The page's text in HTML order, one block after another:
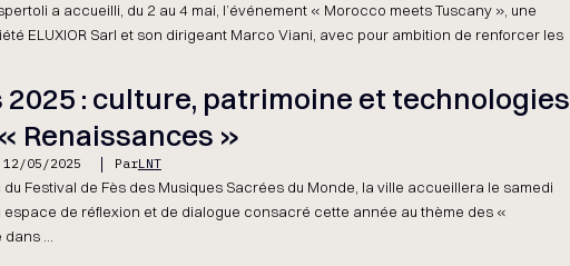
a accueilli, du 2 au 4 mai, l’événement « Morocco meets Tuscany », une
ELUXIOR Sarl et son dirigeant Marco Viani, avec pour ambition de renforcer les
2025 : culture, patrimoine et technologies
Renaissances »
12/05/2025 ParLNT
Festival de Fès des Musiques Sacrées du Monde, la ville accueillera le samedi
espace de réflexion et de dialogue consacré cette année au thème des «
...